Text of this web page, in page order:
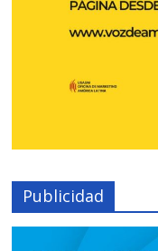
Publicidad